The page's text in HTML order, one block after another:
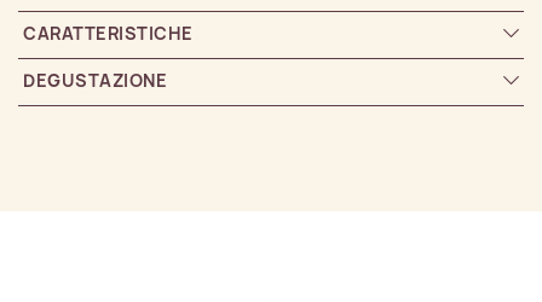
CARATTERISTICHE
DEGUSTAZIONE